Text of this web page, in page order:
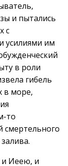
и пытались
с
усилиями им
в роли
гибель
в море,
то
и Иеею, и